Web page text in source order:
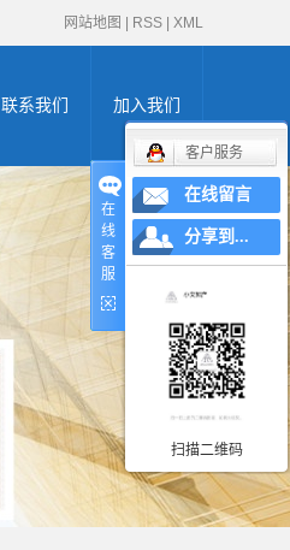
网站地图 RSS XML
联系我们 加入我们
在
线
客
服
客户服务
在线留言
分享到...
扫描二维码